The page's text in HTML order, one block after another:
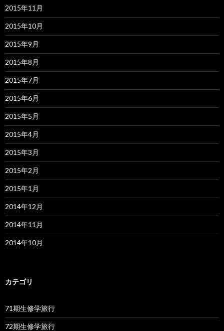
2015年11月
2015年10月
2015年9月
2015年8月
2015年7月
2015年6月
2015年5月
2015年4月
2015年3月
2015年2月
2015年1月
2014年12月
2014年11月
2014年10月
カテゴリ
71期生修学旅行
72期生修学旅行